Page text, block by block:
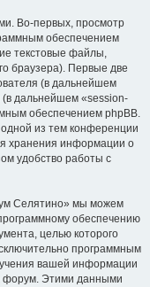
Во-первых, просмотр
обеспечением
текстовые файлы,
браузера). Первые две
(в дальнейшем
дальнейшем «session-
обеспечением phpBB.
из тем конференции
хранения информации о
удобство работы с
Селятино» мы можем
обеспечению
целью которого
программным
вашей информации
форум. Этими данными